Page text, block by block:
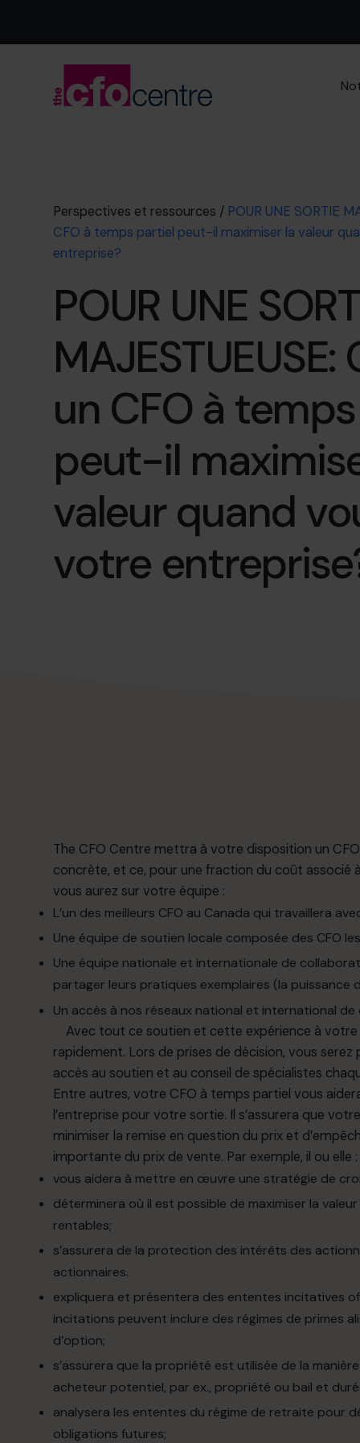
Perspectives et ressources / POUR UNE SORTIE
CFO à temps partiel peut-il maximiser la valeur
entreprise?
POUR UNE
un CFO à
peut-il
valeur quand
votre
The CFO Centre mettra à votre disposition un
concrète, et ce, pour une fraction du coût associé
vous aurez sur votre équipe :
L’un des meilleurs CFO au Canada qui travaillera
Une équipe de soutien locale composée des CFO
Une équipe nationale et internationale de
partager leurs pratiques exemplaires (la puissance
Un accès à nos réseaux national et international
Avec tout ce soutien et cette expérience à
rapidement. Lors de prises de décision, vous
accès au soutien et au conseil de spécialistes
Entre autres, votre CFO à temps partiel vous
l’entreprise pour votre sortie. Il s’assurera que
minimiser la remise en question du prix et
importante du prix de vente. Par exemple, il ou elle :
vous aidera à mettre en œuvre une stratégie de
déterminera où il est possible de maximiser la
rentables;
s’assurera de la protection des intérêts des
actionnaires.
expliquera et présentera des ententes incitatives
incitations peuvent inclure des régimes de primes
d’option;
s’assurera que la propriété est utilisée de la
acheteur potentiel, par ex., propriété ou bail et
analysera les ententes du régime de retraite pour
obligations futures;